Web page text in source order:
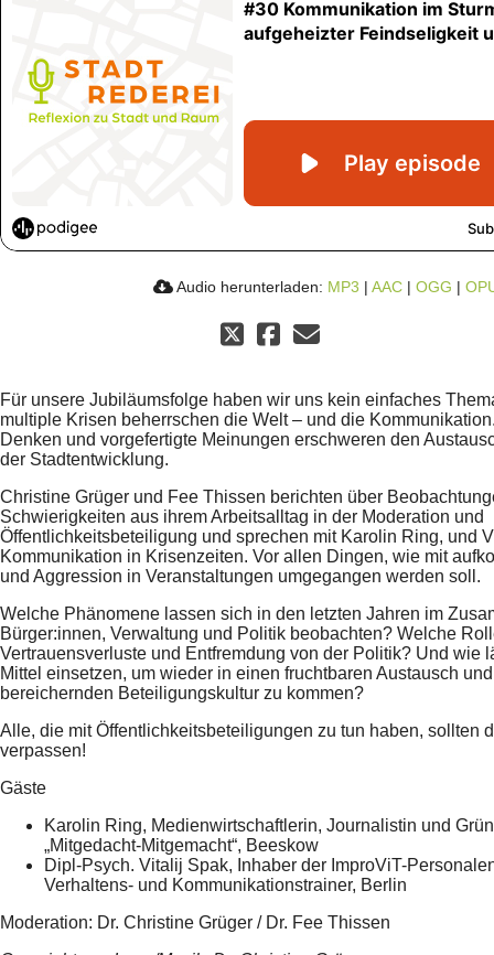
Audio herunterladen: MP3 | AAC | OGG |
Für unsere Jubiläumsfolge haben wir uns kein einfaches
multiple Krisen beherrschen die Welt – und die
Denken und vorgefertigte Meinungen erschweren den
der Stadtentwicklung.
Christine Grüger und Fee Thissen berichten über
Schwierigkeiten aus ihrem Arbeitsalltag in der Moderation und
Öffentlichkeitsbeteiligung und sprechen mit Karolin Ring, und
Kommunikation in Krisenzeiten. Vor allen Dingen, wie mit
und Aggression in Veranstaltungen umgegangen werden soll.
Welche Phänomene lassen sich in den letzten Jahren im
Bürger:innen, Verwaltung und Politik beobachten? Welche
Vertrauensverluste und Entfremdung von der Politik? Und wie
Mittel einsetzen, um wieder in einen fruchtbaren Austausch
bereichernden Beteiligungskultur zu kommen?
Alle, die mit Öffentlichkeitsbeteiligungen zu tun haben, sollten
verpassen!
Gäste
Karolin Ring, Medienwirtschaftlerin, Journalistin und
„Mitgedacht-Mitgemacht“, Beeskow
Dipl-Psych. Vitalij Spak, Inhaber der ImproViT-
Verhaltens- und Kommunikationstrainer, Berlin
Moderation: Dr. Christine Grüger / Dr. Fee Thissen